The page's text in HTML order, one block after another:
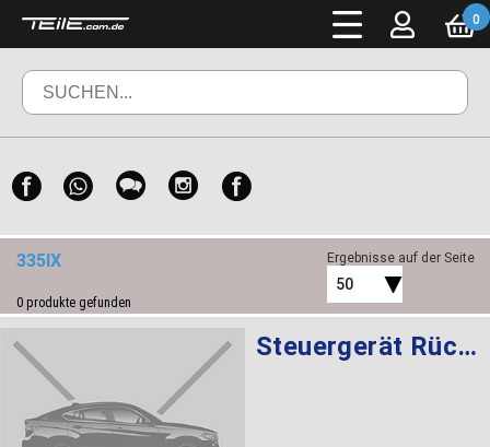
0
335IX
0 produkte gefunden
Ergebnisse auf der Seite
50
Steuergerät Rückfahrkamera